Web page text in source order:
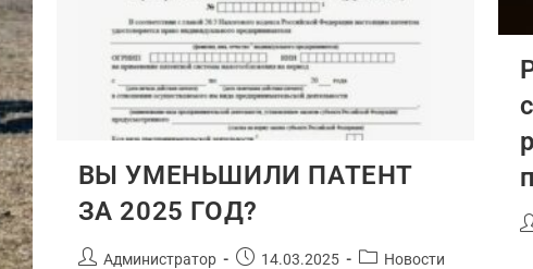
ВЫ УМЕНЬШИЛИ ПАТЕНТ
ЗА 2025 ГОД?
Администратор 14.03.2025 Новости